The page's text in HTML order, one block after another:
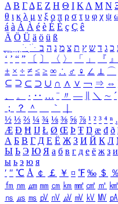
Α Β ΓΔ Ε Ζ Η Θ Ι ΚΛ Μ Ν
θ ι κ λ μ ν ξ ο π ρ σ τ υ φ χ ψ
á à Á À é è É È ç Ç ê
Ä Ö Ü ä ö ü ß
ִֶֹ ֻּ ׁׂ כ ג ד ש ץ ת צ מ נ ה ב
‘ ’ “ ” 〔 〕 〈 〉 「 」 『 』
± × ÷ ≠ ≤ ≥ ∞ ∴ ♂ ♀ ∠ ⊥ ⌒
⊆ ⊇ ⊂ ⊃ ∪ ∩ ∧ ∨ ￢ ⇒ ⇔
、
。 · ‥ … ¨ 〃 ― ＼ ∼ ´
；
？ ＾ ｀
½ ⅓ ⅔ ¼ ¾ ⅛ ⅜ ⅝ ⅞ ¹ ² ³ ⁴ ⁿ ₁
Æ Ð Ħ Ĳ Ł Ø Œ Þ Ŧ Ŋ æ đ ð
А Б В Г Д Е Ё Ж З И Й К Л
Ы Ь Э Ю Я а б в г д е ё ж з и
ы ь э ю я
′ ″ ℃ Å ￠ ￡ ￥ ¤ ℉ ‰ ＄ ％
㎙ ㎚ ㎛ ㎜ ㎝ ㎞ ㎟ ㎠ ㎡ ㎢
㎱ ㎲ ㎳ ㎴ ㎵ ㎶ ㎷ ㎸ ㎹ ㎀